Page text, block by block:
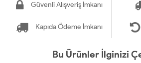
Güvenli Alışveriş İmkanı
Kapıda Ödeme İmkanı
Bu Ürünler İlginizi